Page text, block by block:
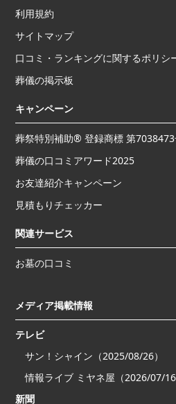
利用規約
サイトマップ
口コミ・ランキングに関するポリシ
葬儀の掲示板
キャンペーン
葬祭特別補助® 登録商標 第
葬儀の口コミアワード2025
お友達紹介キャンペーン
見積もりチェッカー
関連サービス
お墓の口コミ
メディア掲載情報
テレビ
サン！シャイン（2025/08/26）
情報ライブ ミヤネ屋（2026/07/16
新聞